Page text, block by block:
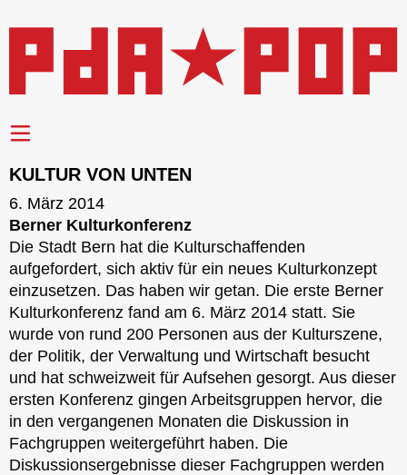
KULTUR VON UNTEN
6. März 2014
Berner Kulturkonferenz
Die Stadt Bern hat die Kulturschaffenden
aufgefordert, sich aktiv für ein neues Kulturkonzept
einzusetzen. Das haben wir getan. Die erste Berner
Kulturkonferenz fand am 6. März 2014 statt. Sie
wurde von rund 200 Personen aus der Kulturszene,
der Politik, der Verwaltung und Wirtschaft besucht
und hat schweizweit für Aufsehen gesorgt. Aus dieser
ersten Konferenz gingen Arbeitsgruppen hervor, die
in den vergangenen Monaten die Diskussion in
Fachgruppen weitergeführt haben. Die
Diskussionsergebnisse dieser Fachgruppen werden